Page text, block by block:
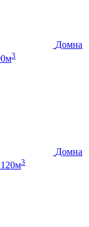
Домна
3
Домна
3